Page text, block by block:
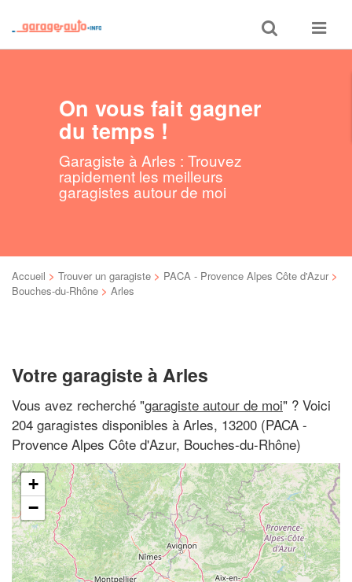
Toggle
search
Toggle
On vous fait gagner
du temps !
Garagiste à Arles : Trouvez
rapidement les meilleurs
garagistes autour de moi
Accueil > Trouver un garagiste > PACA - Provence Alpes Côte d'Azur >
Bouches-du-Rhône > Arles
Votre garagiste à Arles
Vous avez recherché "garagiste autour de moi" ? Voici
204 garagistes disponibles à Arles, 13200 (PACA -
Provence Alpes Côte d'Azur, Bouches-du-Rhône)
+
−